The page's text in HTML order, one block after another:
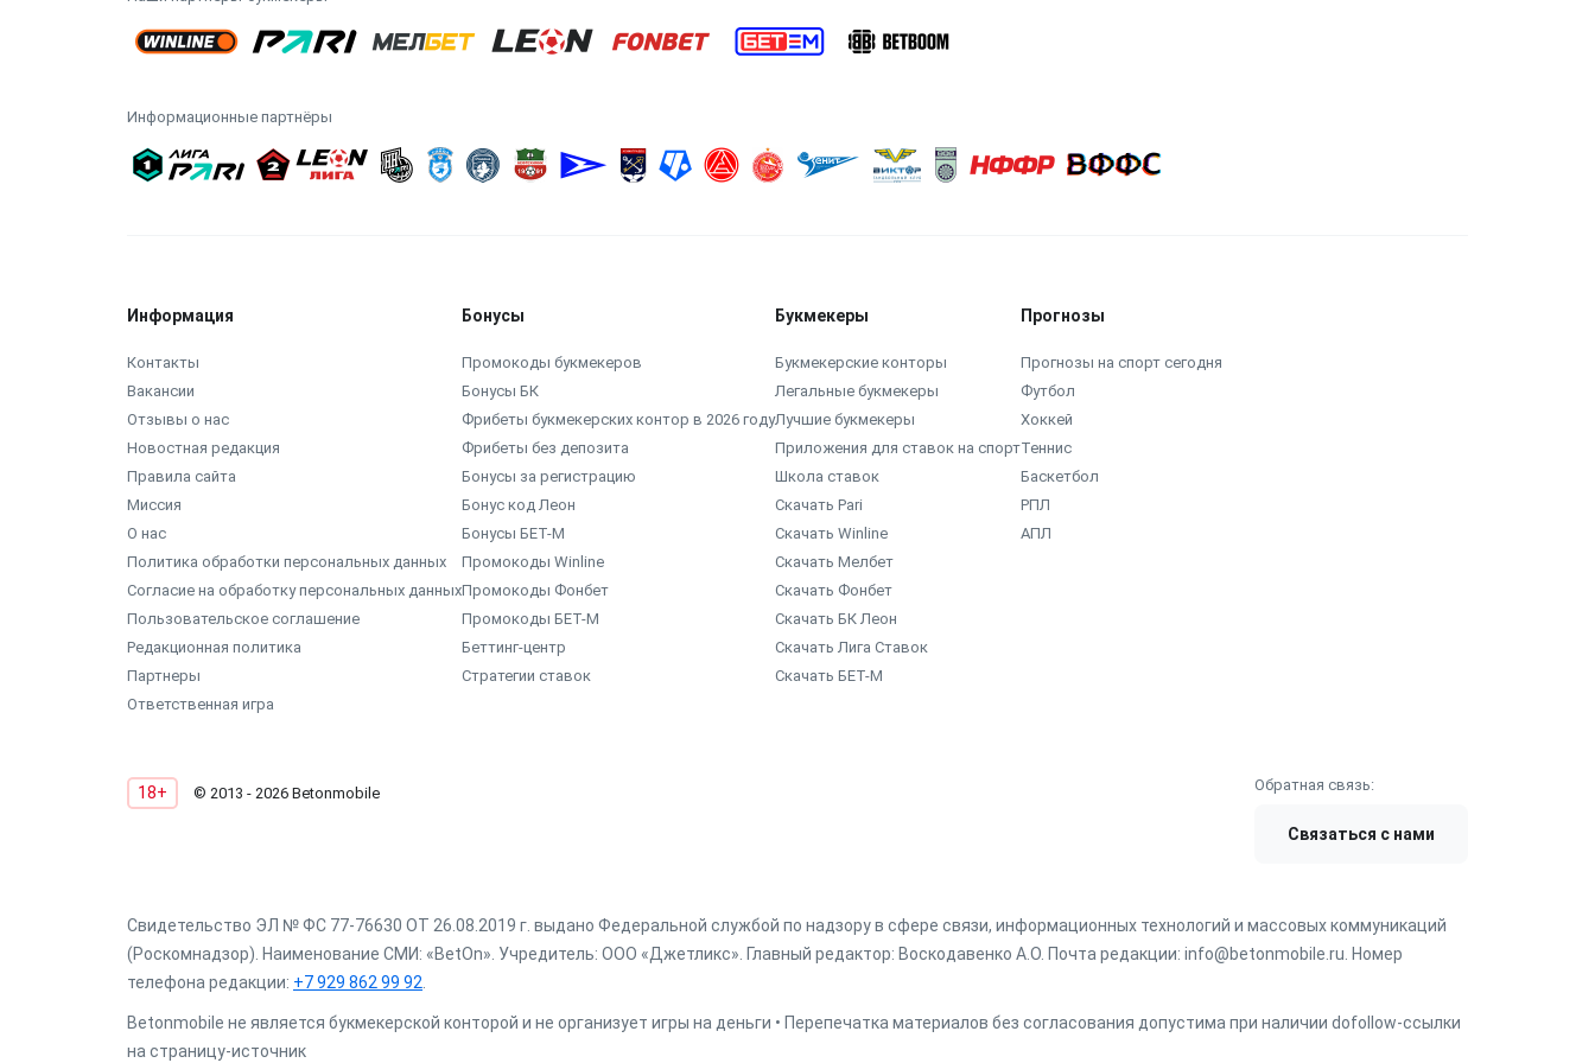
Информационные партнёры
Информация
Контакты
Вакансии
Отзывы о нас
Новостная редакция
Правила сайта
Миссия
О нас
Политика обработки персональных данных
Согласие на обработку персональных данных
Пользовательское соглашение
Редакционная политика
Партнеры
Ответственная игра
Бонусы
Промокоды букмекеров
Бонусы БК
Фрибеты букмекерских контор в 2026 году
Фрибеты без депозита
Бонусы за регистрацию
Бонус код Леон
Бонусы БЕТ-М
Промокоды Winline
Промокоды Фонбет
Промокоды БЕТ-М
Беттинг-центр
Стратегии ставок
Букмекеры
Букмекерские конторы
Легальные букмекеры
Лучшие букмекеры
Приложения для ставок на спорт
Школа ставок
Скачать Pari
Скачать Winline
Скачать Мелбет
Скачать Фонбет
Скачать БК Леон
Скачать Лига Ставок
Скачать БЕТ-М
Прогнозы
Прогнозы на спорт сегодня
Футбол
Хоккей
Теннис
Баскетбол
РПЛ
АПЛ
18+ © 2013 - 2026 Betonmobile Обратная связь:
Связаться с нами
Свидетельство ЭЛ № ФС 77-76630 ОТ 26.08.2019 г. выдано Федеральной службой по надзору в сфере связи, информационных технологий и массовых коммуникаций
(Роскомнадзор). Наименование СМИ: «BetOn». Учредитель: ООО «Джетликс». Главный редактор: Воскодавенко А.О. Почта редакции: info@betonmobile.ru. Номер
телефона редакции: +7 929 862 99 92
Betonmobile не является букмекерской конторой и не организует игры на деньги • Перепечатка материалов без согласования допустима при наличии dofollow-ссылки
на страницу-источник